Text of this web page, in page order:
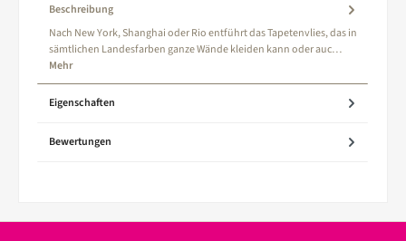
Beschreibung
Nach New York, Shanghai oder Rio entführt das Tapetenvlies, das in
sämtlichen Landesfarben ganze Wände kleiden kann oder auc…
Mehr
Eigenschaften
Bewertungen